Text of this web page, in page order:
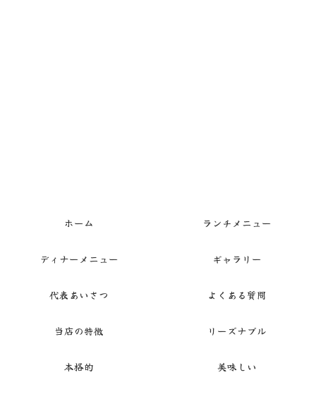
ホーム ランチメニュー
ディナーメニュー ギャラリー
代表あいさつ よくある質問
当店の特徴 リーズナブル
本格的 美味しい